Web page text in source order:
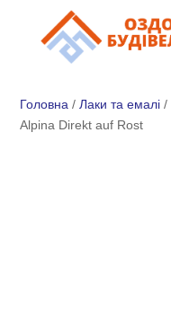
⚡
Головна /Лаки та емалі /
Alpina Direkt auf Rost